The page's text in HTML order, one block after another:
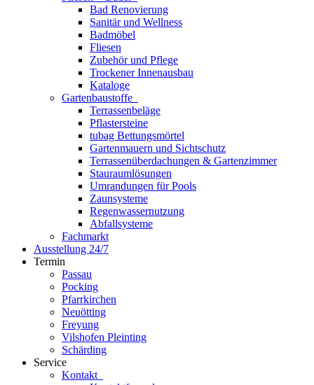
Bad Renovierung
Sanitär und Wellness
Badmöbel
Fliesen
Zubehör und Pflege
Trockener Innenausbau
Kataloge
Gartenbaustoffe
Terrassenbeläge
Pflastersteine
tubag Bettungsmörtel
Gartenmauern und Sichtschutz
Terrassenüberdachungen & Gartenzimmer
Stauraumlösungen
Umrandungen für Pools
Zaunsysteme
Regenwassernutzung
Abfallsysteme
Fachmarkt
Ausstellung 24/7
Termin
Passau
Pocking
Pfarrkirchen
Neuötting
Freyung
Vilshofen Pleinting
Schärding
Service
Kontakt